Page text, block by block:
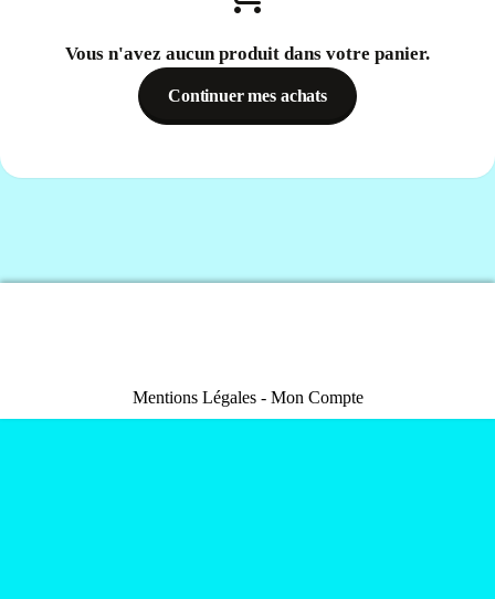
Vous n'avez aucun produit dans votre panier.
Continuer mes achats
Mentions Légales Mon Compte